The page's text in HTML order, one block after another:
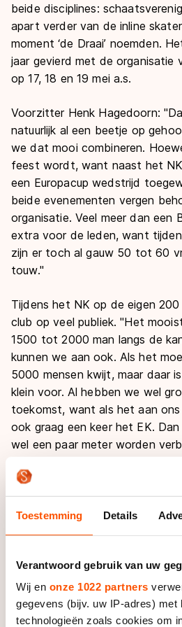
Toestemming Details
Verantwoord gebruik van uw
Wij en onze 1022 partners
gegevens (bijv. uw IP-adres) met
technologieën zoals cookies om
beide disciplines:
apart verder van de inline
moment ‘de Draai’ noemden.
jaar gevierd met de organisatie
op 17, 18 en 19 mei a.s.
Voorzitter Henk Hagedoorn:
natuurlijk al een beetje op
we dat mooi combineren.
feest wordt, want naast het
een Europacup wedstrijd
beide evenementen vergen
organisatie. Veel meer dan een
extra voor de leden, want
zijn er toch al gauw 50 tot 60
touw."
Tijdens het NK op de eigen
club op veel publiek. "Het
1500 tot 2000 man langs de
kunnen we aan ook. Als het
5000 mensen kwijt, maar daar
klein voor. Al hebben we wel
toekomst, want als het aan
ook graag een keer het EK.
wel een paar meter worden
Om tot die verbreding te
nog zo’n 70.000 euro nodig. "Er
dat geld bij elkaar te krijgen via
vóór het NK voor elkaar te
tweede, maar we geven de
Om de eigen club én het inline-